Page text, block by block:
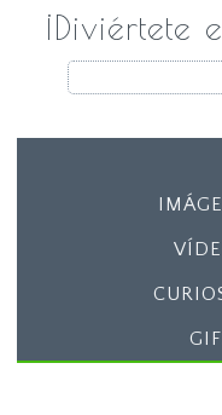
¡Diviértete